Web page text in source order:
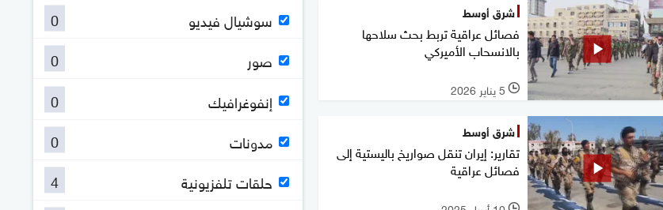
شرق أوسط
فصائل عراقية تربط بحث سلاحها
بالانسحاب الأميركي
l 5 يناير 2026
شرق أوسط
تقارير: إيران تنقل صواريخ باليستية إلى
فصائل عراقية
l
سوشيال فيديو
0
صور
0
إنفوغرافيك
0
مدونات
0
حلقات تلفزيونية
4